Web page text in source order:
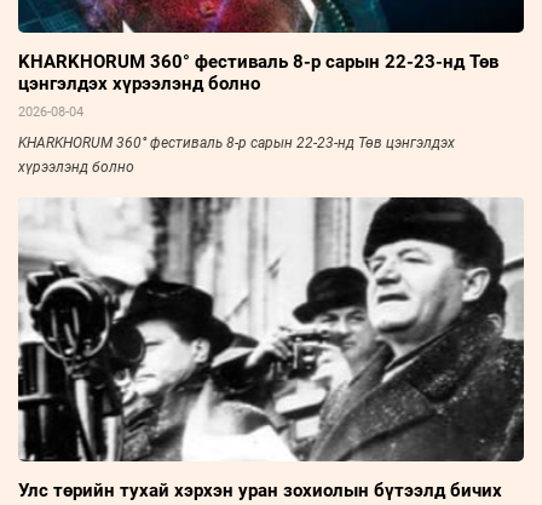
KHARKHORUM 360° фестиваль 8-р сарын 22-23-нд Төв
цэнгэлдэх хүрээлэнд болно
2026-08-04
KHARKHORUM 360° фестиваль 8-р сарын 22-23-нд Төв цэнгэлдэх
хүрээлэнд болно
Улс төрийн тухай хэрхэн уран зохиолын бүтээлд бичих